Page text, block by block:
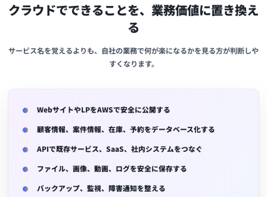
クラウドでできることを、業務価値に置き換え
る
サービス名を覚えるよりも、自社の業務で何が楽になるかを見る方が判断しや
すくなります。
WebサイトやLPをAWSで安全に公開する
顧客情報、案件情報、在庫、予約をデータベース化する
APIで既存サービス、SaaS、社内システムをつなぐ
ファイル、画像、動画、ログを安全に保存する
バックアップ、監視、障害通知を整える